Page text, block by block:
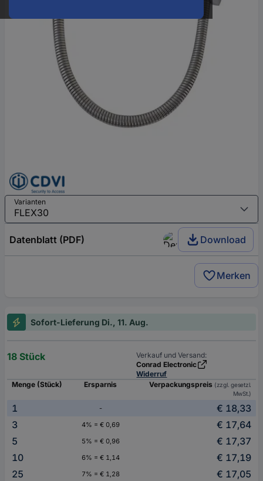
Varianten
Datenblatt (PDF) Download
Merken
Sofort-Lieferung Di., 11. Aug.
18 Stück
Verkauf und Versand:
Conrad Electronic
Widerruf
Menge (Stück)
Ersparnis Verpackungspreis (zzgl. gesetzl.
MwSt.)
1 -
€ 18,33
3
4% = € 0,69
€ 17,64
5
5% = € 0,96
€ 17,37
10
6% = € 1,14
€ 17,19
25
7% = € 1,28
€ 17,05